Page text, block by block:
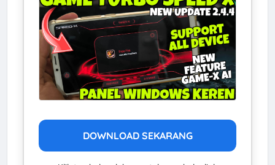
DOWNLOAD SEKARANG